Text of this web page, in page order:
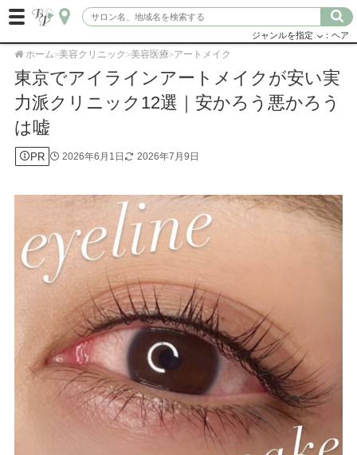
ジャンルを指定 ：ヘア
ホーム>美容クリニック >美容医療>アートメイク
東京でアイラインアートメイクが安い実
力派クリニック12選｜安かろう悪かろう
は嘘
PR 2026年6月1日 2026年7月9日